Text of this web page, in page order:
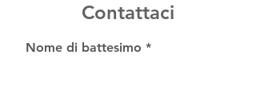
Contattaci
Nome di battesimo